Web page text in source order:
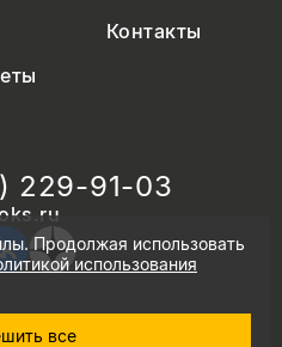
Контакты
229-91-03
обозрение. 2026
Продолжая использовать
использования
все